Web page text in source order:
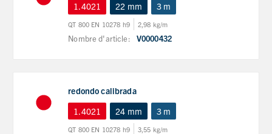
1.4021
22 mm 3 m
QT 800 EN 10278 h9 2,98 kg/m
Nombre d'article: V0000432
redondo calibrada
1.4021
24 mm 3 m
QT 800 EN 10278 h9 3,55 kg/m